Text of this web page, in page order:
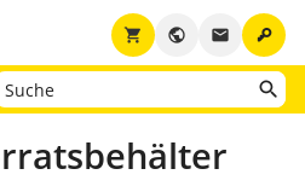
key
email
public
shopping_cart